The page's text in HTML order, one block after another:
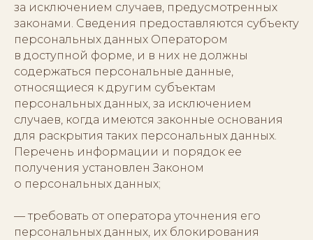
за исключением случаев, предусмотренных
законами. Сведения предоставляются субъекту
персональных данных Оператором
в доступной форме, и в них не должны
содержаться персональные данные,
относящиеся к другим субъектам
персональных данных, за исключением
случаев, когда имеются законные основания
для раскрытия таких персональных данных.
Перечень информации и порядок ее
получения установлен Законом
о персональных данных;
— требовать от оператора уточнения его
персональных данных, их блокирования